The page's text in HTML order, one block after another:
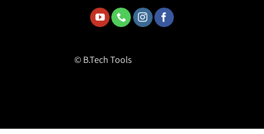
© B.Tech Tools